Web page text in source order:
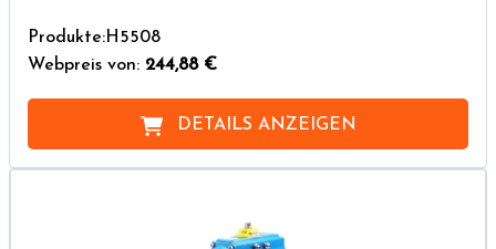
Produkte:H5508
Webpreis von: 244,88 €
DETAILS ANZEIGEN